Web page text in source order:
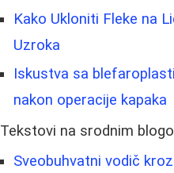
Kako Ukloniti Fleke na
Uzroka
Iskustva sa
nakon operacije kapaka
Tekstovi na srodnim
Sveobuhvatni vodič